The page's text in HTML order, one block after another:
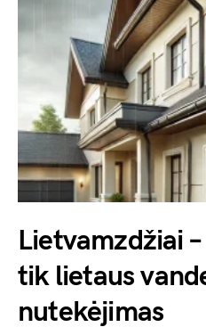
Lietvamzdžiai
tik lietaus
nutekėjimas